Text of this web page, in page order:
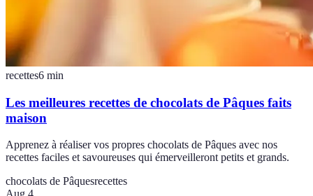
recettes6 min
Les meilleures recettes de chocolats de Pâques faits
maison
Apprenez à réaliser vos propres chocolats de Pâques avec nos
recettes faciles et savoureuses qui émerveilleront petits et grands.
chocolats de Pâquesrecettes